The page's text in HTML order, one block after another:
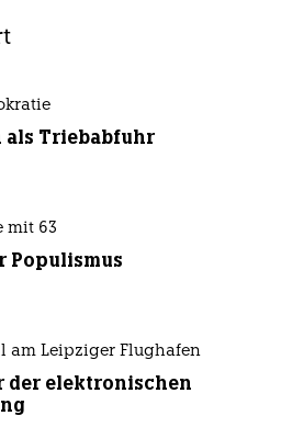
als Triebabfuhr
mit 63
Populismus
am Leipziger Flughafen
der elektronischen